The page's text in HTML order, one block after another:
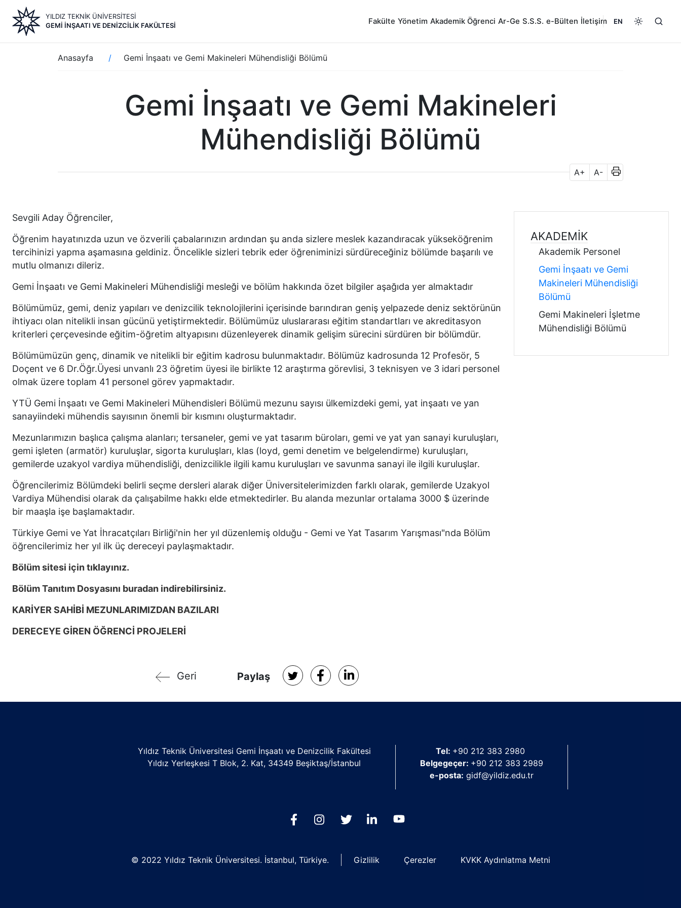
içeriğe
YILDIZ TEKNİK ÜNİVERSİTESİ
GEMI İNŞAATI VE DENIZCILIK FAKÜLTESI
Fakülte Yönetim Akademik Öğrenci Ar-Ge S.S.S. e-Bülten İletişim EN
Sayfa
yolu
Anasayfa Gemi İnşaatı ve Gemi Makineleri Mühendisliği Bölümü
Gemi İnşaatı ve Gemi Makineleri
Mühendisliği Bölümü
A+ A-
Sevgili Aday Öğrenciler,
Öğrenim hayatınızda uzun ve özverili çabalarınızın ardından şu anda sizlere meslek kazandıracak yükseköğrenim
tercihinizi yapma aşamasına geldiniz. Öncelikle sizleri tebrik eder öğreniminizi sürdüreceğiniz bölümde başarılı ve
mutlu olmanızı dileriz.
Gemi İnşaatı ve Gemi Makineleri Mühendisliği mesleği ve bölüm hakkında özet bilgiler aşağıda yer almaktadır
Bölümümüz, gemi, deniz yapıları ve denizcilik teknolojilerini içerisinde barındıran geniş yelpazede deniz sektörünün
ihtiyacı olan nitelikli insan gücünü yetiştirmektedir. Bölümümüz uluslararası eğitim standartları ve akreditasyon
kriterleri çerçevesinde eğitim-öğretim altyapısını düzenleyerek dinamik gelişim sürecini sürdüren bir bölümdür.
Bölümümüzün genç, dinamik ve nitelikli bir eğitim kadrosu bulunmaktadır. Bölümüz kadrosunda 12 Profesör, 5
Doçent ve 6 Dr.Öğr.Üyesi unvanlı 23 öğretim üyesi ile birlikte 12 araştırma görevlisi, 3 teknisyen ve 3 idari personel
olmak üzere toplam 41 personel görev yapmaktadır.
YTÜ Gemi İnşaatı ve Gemi Makineleri Mühendisleri Bölümü mezunu sayısı ülkemizdeki gemi, yat inşaatı ve yan
sanayiindeki mühendis sayısının önemli bir kısmını oluşturmaktadır.
Mezunlarımızın başlıca çalışma alanları; tersaneler, gemi ve yat tasarım büroları, gemi ve yat yan sanayi kuruluşları,
gemi işleten (armatör) kuruluşlar, sigorta kuruluşları, klas (loyd, gemi denetim ve belgelendirme) kuruluşları,
gemilerde uzakyol vardiya mühendisliği, denizcilikle ilgili kamu kuruluşları ve savunma sanayi ile ilgili kuruluşlar.
Öğrencilerimiz Bölümdeki belirli seçme dersleri alarak diğer Üniversitelerimizden farklı olarak, gemilerde Uzakyol
Vardiya Mühendisi olarak da çalışabilme hakkı elde etmektedirler. Bu alanda mezunlar ortalama 3000 $ üzerinde
bir maaşla işe başlamaktadır.
Türkiye Gemi ve Yat İhracatçıları Birliği'nin her yıl düzenlemiş olduğu - Gemi ve Yat Tasarım Yarışması"nda Bölüm
öğrencilerimiz her yıl ilk üç dereceyi paylaşmaktadır.
Bölüm sitesi için tıklayınız.
Bölüm Tanıtım Dosyasını buradan indirebilirsiniz.
KARİYER SAHİBİ MEZUNLARIMIZDAN BAZILARI
DERECEYE GİREN ÖĞRENCİ PROJELERİ
Geri Paylaş
AKADEMIK
Akademik Personel
Gemi İnşaatı ve Gemi
Makineleri Mühendisliği
Bölümü
Gemi Makineleri İşletme
Mühendisliği Bölümü
Yıldız Teknik Üniversitesi Gemi İnşaatı ve Denizcilik Fakültesi
Yıldız Yerleşkesi T Blok, 2. Kat, 34349 Beşiktaş/İstanbul
Tel: +90 212 383 2980
Belgegeçer: +90 212 383 2989
e-posta: gidf@yildiz.edu.tr
© 2022 Yıldız Teknik Üniversitesi. İstanbul, Türkiye. Gizlilik Çerezler KVKK Aydınlatma Metni